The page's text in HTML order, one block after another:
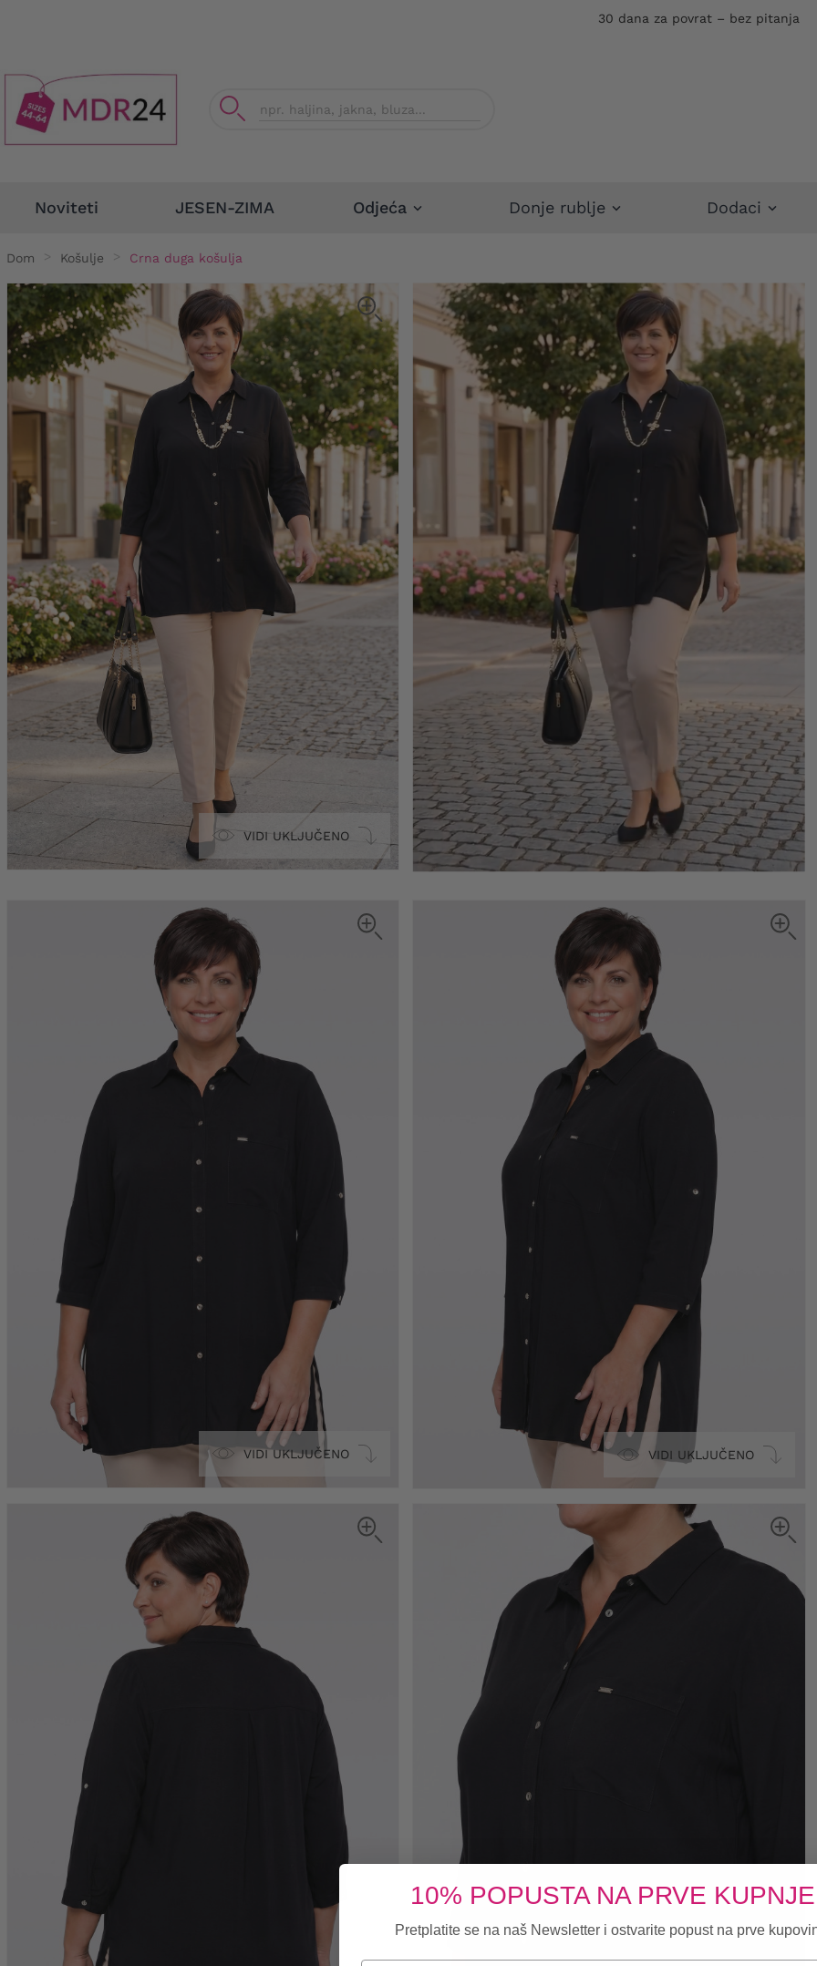
30 dana za povrat – bez pitanja
Noviteti JESEN-ZIMA Odjeća Donje rublje Dodaci
Dom Košulje Crna duga košulja
VIDI UKLJUČENO
VIDI UKLJUČENO VIDI UKLJUČENO
10% POPUSTA NA PRVE KUPNJE
Pretplatite se na naš Newsletter i ostvarite popust na prve